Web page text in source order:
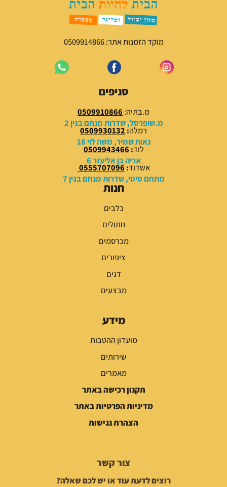
ם
:
9
₪
ע
ד
4
9
מוקד הזמנות אתר: 0509914866
סניפים
מ.בתיה: 0509910866
מ.שופרסל, שדרות מנחם בגין 2
רמלה:
0509930132
נאות שמיר, משה לוי 18
לוד:
0509943466
אריה בן אליעזר 6
אשדוד:
0555707096
מתחם סיטי, שדרות מנחם בגין 7
חנות
כלבים
חתולים
מכרסמים
ציפורים
דגים
מבצעים
מידע
מועדון ההטבות
שירותים
מאמרים
תקנון רכישה באתר
מדיניות הפרטיות באתר
הצהרת נגישות
צור קשר
רוצים לדעת עוד או יש לכם שאלה?